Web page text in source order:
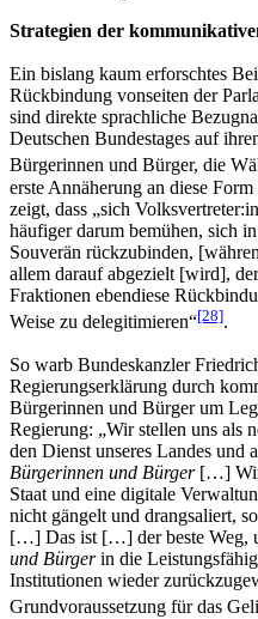
Strategien der
Ein bislang kaum erforschtes
Rückbindung vonseiten der
sind direkte sprachliche
Deutschen Bundestages auf
Bürgerinnen und Bürger, die
erste Annäherung an diese
zeigt, dass „sich
häufiger darum bemühen, sich
Souverän rückzubinden,
allem darauf abgezielt [wird],
Fraktionen ebendiese
Weise zu delegitimieren“[28].
So warb Bundeskanzler
Regierungserklärung durch
Bürgerinnen und Bürger um
Regierung: „Wir stellen uns als
den Dienst unseres Landes und
Bürgerinnen und Bürger[…] Wir
Staat und eine digitale
nicht gängelt und drangsaliert,
[…] Das ist […] der beste Weg,
und Bürgerin die
Institutionen wieder
Grundvoraussetzung für das